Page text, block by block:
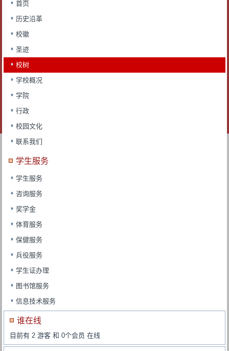
首页
历史沿革
校徽
圣迹
校树
学校概况
学院
行政
校园文化
联系我们
学生服务
学生服务
咨询服务
奖学金
体育服务
保健服务
兵役服务
学生证办理
图书馆服务
信息技术服务
谁在线
目前有 2 游客 和 0个会员 在线